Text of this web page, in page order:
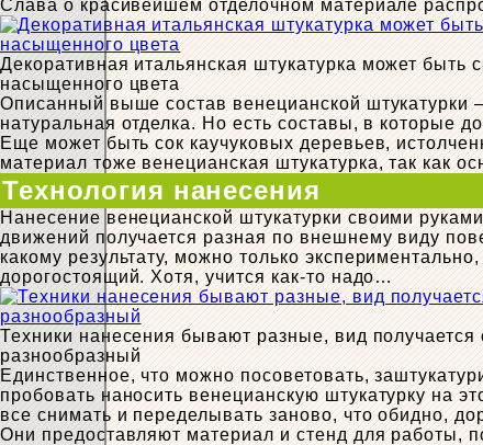
Слава о красивейшем отделочном материале
Декоративная итальянская штукатурка может быть
насыщенного цвета
Описанный выше состав венецианской штукатурки
натуральная отделка. Но есть составы, в которые
Еще может быть сок каучуковых деревьев,
материал тоже венецианская штукатурка, так как
Технология нанесения
Нанесение венецианской штукатурки своими
движений получается разная по внешнему виду
какому результату, можно только
дорогостоящий. Хотя, учится как-то надо…
Техники нанесения бывают разные, вид получается
разнообразный
Единственное, что можно посоветовать,
пробовать наносить венецианскую штукатурку на
все снимать и переделывать заново, что обидно,
Они предоставляют материал и стенд для работы,